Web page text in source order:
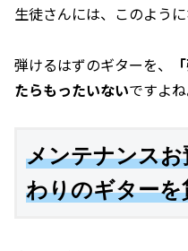
生徒さんには、このよう
弾けるはずのギターを、
たらもったいないですよね
メンテナンス
わりのギター